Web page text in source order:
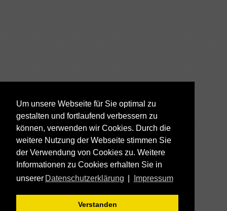
Um unsere Webseite für Sie optimal zu
gestalten und fortlaufend verbessern zu
können, verwenden wir Cookies. Durch die
weitere Nutzung der Webseite stimmen Sie
der Verwendung von Cookies zu. Weitere
Informationen zu Cookies erhalten Sie in
unserer Datenschutzerklärung Impressum
Verstanden